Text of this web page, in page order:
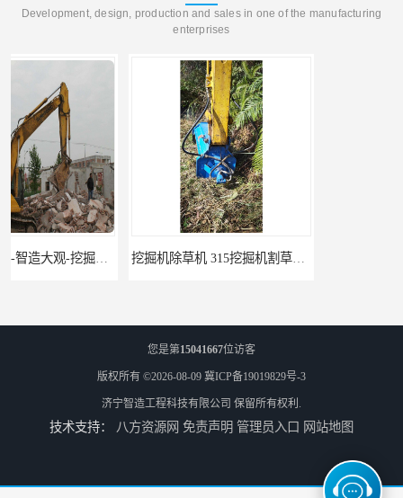
Development, design, production and sales in one of the manufacturing
enterprises
挖掘机除草机 315挖掘机割草机 智造大观
市政除草机 306挖掘机割草机 智造大观 155挖机双杠液压剪 智造大观 挖掘机拆船剪
您是第15041667位访客
版权所有 ©2026-08-09 冀ICP备19019829号-3
济宁智造工程科技有限公司 保留所有权利.
技术支持： 八方资源网 免责声明 管理员入口 网站地图